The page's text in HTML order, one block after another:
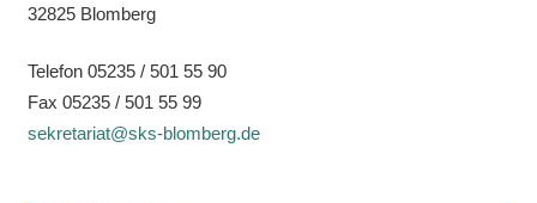
32825 Blomberg
Telefon 05235 / 501 55 90
Fax 05235 / 501 55 99
sekretariat@sks-blomberg.de